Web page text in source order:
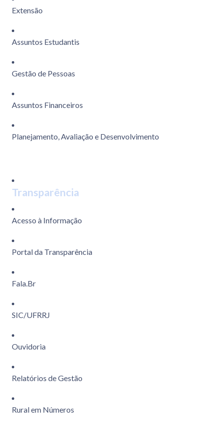
Extensão
Assuntos Estudantis
Gestão de Pessoas
Assuntos Financeiros
Planejamento, Avaliação e Desenvolvimento
Transparência
Acesso à Informação
Portal da Transparência
Fala.Br
SIC/UFRRJ
Ouvidoria
Relatórios de Gestão
Rural em Números